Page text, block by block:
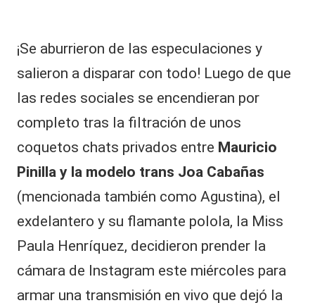
¡Se aburrieron de las especulaciones y
salieron a disparar con todo! Luego de que
las redes sociales se encendieran por
completo tras la filtración de unos
coquetos chats privados entre Mauricio
Pinilla y la modelo trans Joa Cabañas
(mencionada también como Agustina), el
exdelantero y su flamante polola, la Miss
Paula Henríquez, decidieron prender la
cámara de Instagram este miércoles para
armar una transmisión en vivo que dejó la